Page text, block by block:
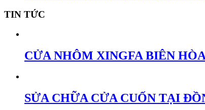
TIN TỨC
CỬA NHÔM XINGFA BIÊN
SỬA CHỮA CỬA CUỐN TẠI